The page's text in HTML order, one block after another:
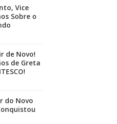
Vice
Sobre o
de Novo!
de Greta
do Novo